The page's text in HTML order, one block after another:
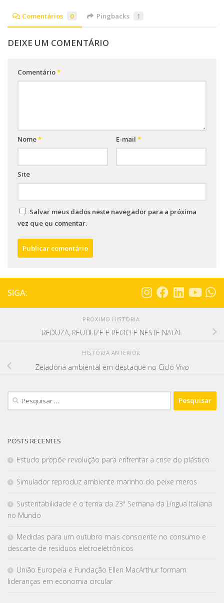
Comentários 0 Pingbacks 1
DEIXE UM COMENTÁRIO
Comentário*
Nome* E-mail *
Site
Salvar meus dados neste navegador para a próxima
vez que eu comentar.
SIGA:
PRÓXIMO HISTÓRIA
REDUZA, REUTILIZE E RECICLE NESTE NATAL
HISTÓRIA ANTERIOR
Zeladoria ambiental em destaque no Ciclo Vivo
POSTS RECENTES
Estudo propõe revolução para enfrentar a crise do plástico
Simulador reproduz ambiente marinho do peixe meros
Sustentabilidade é o tema da 23ª Semana da Língua Italiana
no Mundo
Medidas para um outubro mais consciente no consumo e
descarte de resíduos eletroeletrônicos
União Europeia e Fundação Ellen MacArthur formam
lideranças em economia circular